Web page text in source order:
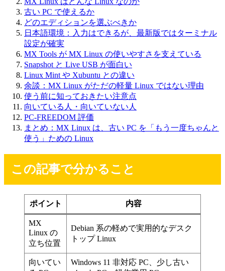
古い PC で使えるか
どのエディションを選ぶべきか
日本語環境：入力はできるが、最新版ではターミナル
設定が確実
MX Tools が MX Linux の使いやすさを支えている
Snapshot と Live USB が面白い
Linux Mint や Xubuntu との違い
余談：MX Linux がただの軽量 Linux ではない理由
使う前に知っておきたい注意点
向いている人・向いていない人
PC-FREEDOM 評価
まとめ：MX Linux は、古い PC を「もう一度ちゃんと
使う」ための Linux
この記事で分かること
ポイント 内容
MX
Linux の
立ち位置
Debian 系の軽めで実用的なデスク
トップ Linux
向いてい
Windows 11 非対応 PC、少し古い